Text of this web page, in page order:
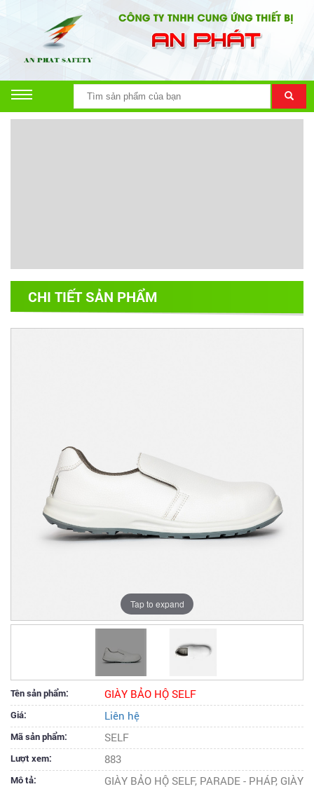
CHI TIẾT SẢN PHẨM
Tap to expand
Tên sản phẩm: GIÀY BẢO HỘ SELF
Giá: Liên hệ
Mã sản phẩm: SELF
Lượt xem: 883
Mô tả:
GIÀY BẢO HỘ SELF, PARADE - PHÁP, GIÀY